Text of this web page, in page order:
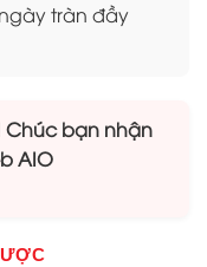
tràn đầy
bạn nhận
AIO